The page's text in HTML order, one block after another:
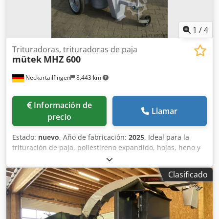
1 /4
Neckartailfingen 8.443 km
Trituradoras, trituradoras de paja
mütek MHZ 600
Información de
precio
Llamar
Estado: nuevo, Año de fabricación: 2025, Ideal para la
trituración de paja, poliestireno expandido, hojas, heno y
pan. El rendimiento depende en gran medida del tamiz y
del material de origen: - hasta un máximo de 350 kg/h
para paja con un tamiz de 15 mm - hasta 60 kg/h para EPS
con un tamiz de 15 mm Motor de 11 kW - 400 voltios (bajo
consulta, también disponibles 9,2 kW o 15 kW) Opcional:
*Cargo adicional por la máquina de mayor tamaño, con
Clasificado